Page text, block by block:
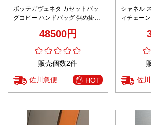
ボッテガヴェネタ カセットバッ
グコピー ハンドバッグ 斜め掛け
48500円
販売個数2件
佐川急便 HOT
シャネル
ィチェー
佐